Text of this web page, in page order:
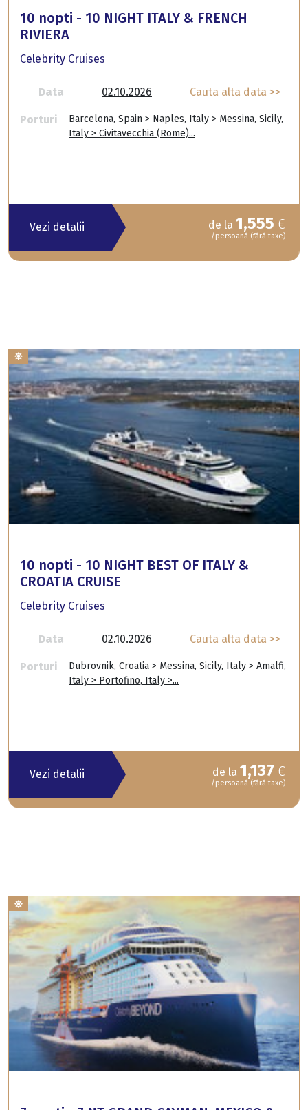
10 nopti - 10 NIGHT ITALY & FRENCH
RIVIERA
Celebrity Cruises
Data 02.10.2026 Cauta alta data >>
Porturi
Barcelona, Spain > Naples, Italy > Messina, Sicily,
Italy > Civitavecchia (Rome)...
Vezi detalii de la 1,555 €
/persoană (fără taxe)
10 nopti - 10 NIGHT BEST OF ITALY &
CROATIA CRUISE
Celebrity Cruises
Data 02.10.2026 Cauta alta data >>
Porturi
Dubrovnik, Croatia > Messina, Sicily, Italy > Amalfi,
Italy > Portofino, Italy >...
Vezi detalii de la 1,137 €
/persoană (fără taxe)